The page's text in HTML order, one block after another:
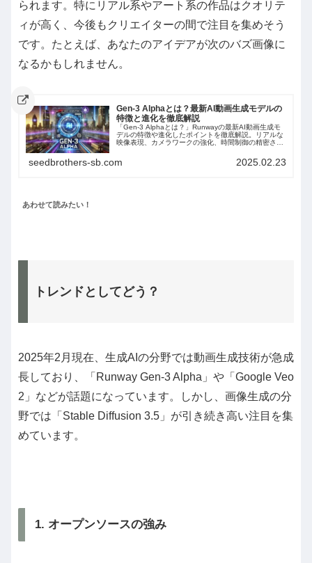
られます。特にリアル系やアート系の作品はクオリテ
ィが高く、今後もクリエイターの間で注目を集めそう
です。たとえば、あなたのアイデアが次のバズ画像に
なるかもしれません。
Gen-3 Alphaとは？最新AI動画生成モデルの
特徴と進化を徹底解説
「Gen-3 Alphaとは？」Runwayの最新AI動画生成モ
デルの特徴や進化したポイントを徹底解説。リアルな
映像表現、カメラワークの強化、時間制御の精密さが
方や料金プラン、最新のアップデート情報も紹介しま
す。
seedbrothers-sb.com 2025.02.23
あわせて読みたい！
トレンドとしてどう？
2025年2月現在、生成AIの分野では動画生成技術が急成
長しており、「Runway Gen-3 Alpha」や「Google Veo
2」などが話題になっています。しかし、画像生成の分
野では「Stable Diffusion 3.5」が引き続き高い注目を集
めています。
1. オープンソースの強み